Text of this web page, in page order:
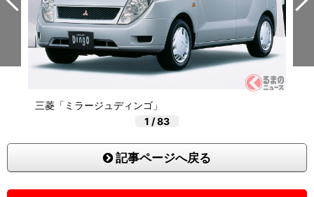
三菱「ミラージュディンゴ」
1 /83
記事ページへ戻る